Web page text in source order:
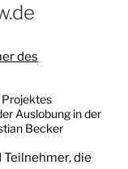
Projektes
Auslobung in der
Becker
die